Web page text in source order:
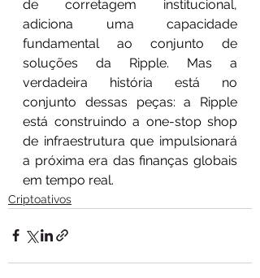
de corretagem institucional,
adiciona uma capacidade
fundamental ao conjunto de
soluções da Ripple. Mas a
verdadeira história está no
conjunto dessas peças: a Ripple
está construindo a one-stop shop
de infraestrutura que impulsionará
a próxima era das finanças globais
em tempo real.
Criptoativos